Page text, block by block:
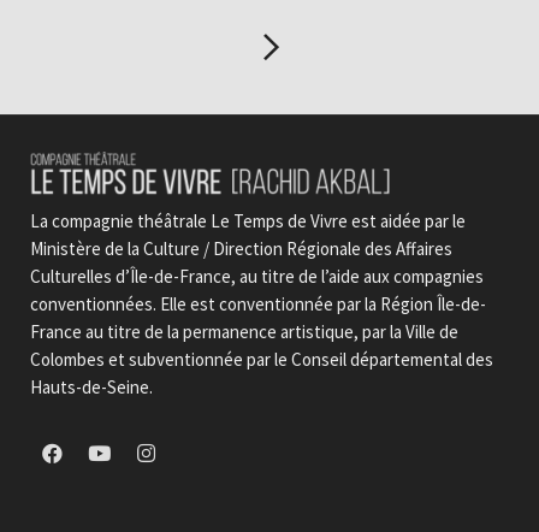
La compagnie théâtrale Le Temps de Vivre est aidée par le
Ministère de la Culture / Direction Régionale des Affaires
Culturelles d’Île-de-France, au titre de l’aide aux compagnies
conventionnées. Elle est conventionnée par la Région Île-de-
France au titre de la permanence artistique, par la Ville de
Colombes et subventionnée par le Conseil départemental des
Hauts-de-Seine.